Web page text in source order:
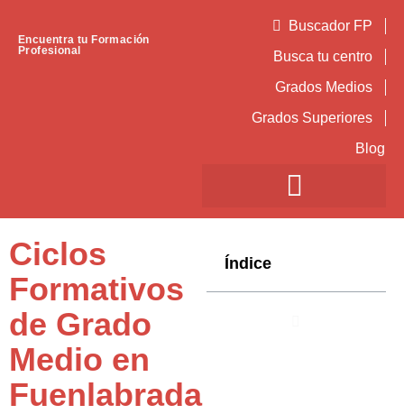
Encuentra tu Formación
Profesional
Buscador FP
Busca tu centro
Grados Medios
Grados Superiores
Blog
Ciclos
Formativos
de Grado
Medio en
Fuenlabrada
Índice